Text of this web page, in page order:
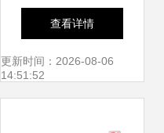
洗衣加盟与洗衣用
品的双重商机
查看详情
更新时间：2026-08-06
14:51:52